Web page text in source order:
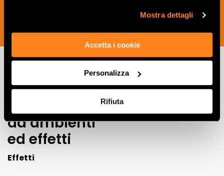
Mostra dettagli
Accetta i cookie
Personalizza
Rifiuta
SUSCRÍBETE AHORA
Lasciati
da ambienti
ed effetti
Effetti